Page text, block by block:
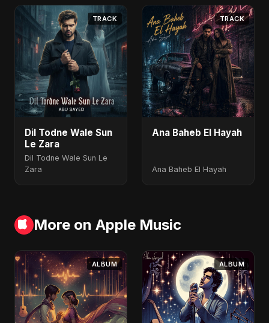
TRACK
Dil Todne Wale Sun
Le Zara
Dil Todne Wale Sun Le
Zara
TRACK
Ana Baheb El Hayah
Ana Baheb El Hayah
More on Apple Music
ALBUM ALBUM